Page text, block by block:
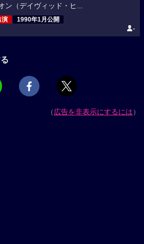
ン（デイヴィッド・ヒ...
演 1990年1月公開
-
（広告を非表示にするには）